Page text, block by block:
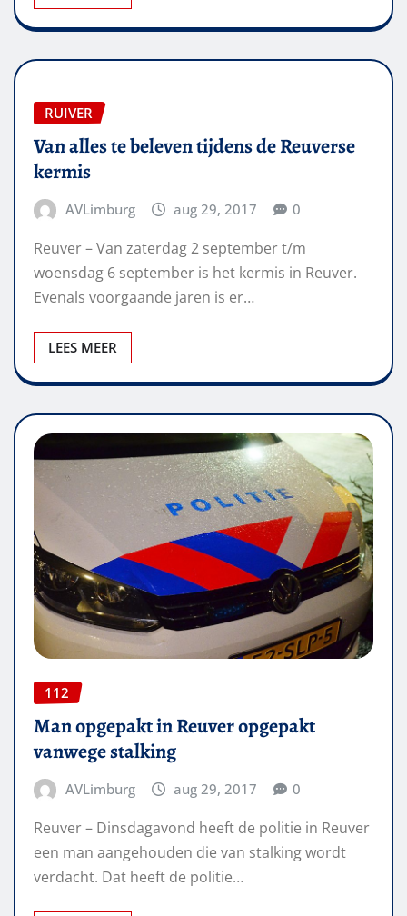
RUIVER
Van alles te beleven tijdens de Reuverse
kermis
AVLimburg aug 29, 2017 0
Reuver – Van zaterdag 2 september t/m
woensdag 6 september is het kermis in Reuver.
Evenals voorgaande jaren is er…
LEES MEER
112
Man opgepakt in Reuver opgepakt
vanwege stalking
AVLimburg aug 29, 2017 0
Reuver – Dinsdagavond heeft de politie in Reuver
een man aangehouden die van stalking wordt
verdacht. Dat heeft de politie…